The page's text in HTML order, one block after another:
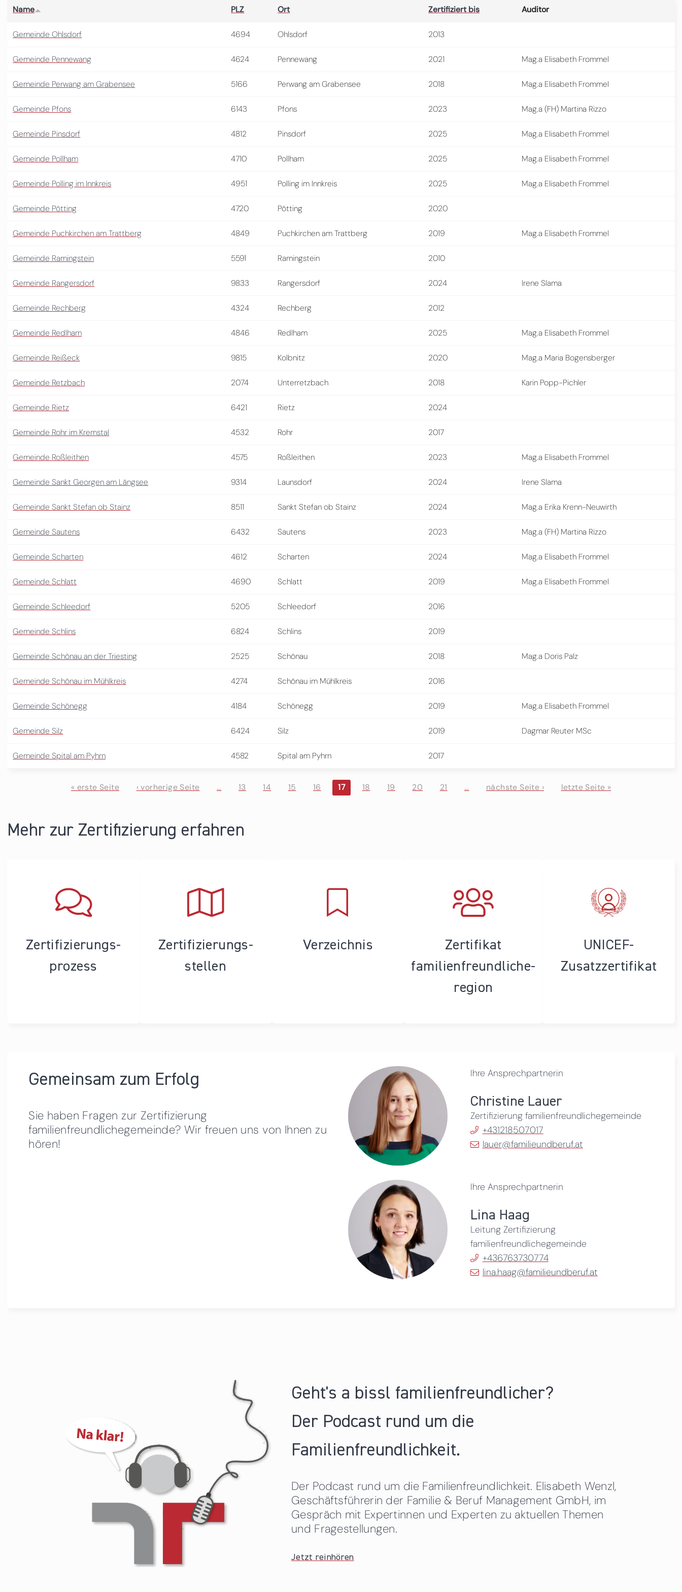
Name PLZ Ort Zertifiziert bis Auditor
Gemeinde Ohlsdorf 4694 Ohlsdorf 2013
Gemeinde Pennewang 4624 Pennewang 2021 Mag.a Elisabeth Frommel
Gemeinde Perwang am Grabensee 5166 Perwang am Grabensee 2018 Mag.a Elisabeth Frommel
Gemeinde Pfons 6143 Pfons 2023 Mag.a (FH) Martina Rizzo
Gemeinde Pinsdorf 4812 Pinsdorf 2025 Mag.a Elisabeth Frommel
Gemeinde Pollham 4710 Pollham 2025 Mag.a Elisabeth Frommel
Gemeinde Polling im Innkreis 4951 Polling im Innkreis 2025 Mag.a Elisabeth Frommel
Gemeinde Pötting 4720 Pötting 2020
Gemeinde Puchkirchen am Trattberg 4849 Puchkirchen am Trattberg 2019 Mag.a Elisabeth Frommel
Gemeinde Ramingstein 5591 Ramingstein 2010
Gemeinde Rangersdorf 9833 Rangersdorf 2024 Irene Slama
Gemeinde Rechberg 4324 Rechberg 2012
Gemeinde Redlham 4846 Redlham 2025 Mag.a Elisabeth Frommel
Gemeinde Reißeck 9815 Kolbnitz 2020 Mag.a Maria Bogensberger
Gemeinde Retzbach 2074 Unterretzbach 2018 Karin Popp-Pichler
Gemeinde Rietz 6421 Rietz 2024
Gemeinde Rohr im Kremstal 4532 Rohr 2017
Gemeinde Roßleithen 4575 Roßleithen 2023 Mag.a Elisabeth Frommel
Gemeinde Sankt Georgen am Längsee 9314 Launsdorf 2024 Irene Slama
Gemeinde Sankt Stefan ob Stainz 8511 Sankt Stefan ob Stainz 2024 Mag.a Erika Krenn-Neuwirth
Gemeinde Sautens 6432 Sautens 2023 Mag.a (FH) Martina Rizzo
Gemeinde Scharten 4612 Scharten 2024 Mag.a Elisabeth Frommel
Gemeinde Schlatt 4690 Schlatt 2019 Mag.a Elisabeth Frommel
Gemeinde Schleedorf 5205 Schleedorf 2016
Gemeinde Schlins 6824 Schlins 2019
Gemeinde Schönau an der Triesting 2525 Schönau 2018 Mag.a Doris Palz
Gemeinde Schönau im Mühlkreis 4274 Schönau im Mühlkreis 2016
Gemeinde Schönegg 4184 Schönegg 2019 Mag.a Elisabeth Frommel
Gemeinde Silz 6424 Silz 2019 Dagmar Reuter MSc
Gemeinde Spital am Pyhrn 4582 Spital am Pyhrn 2017
« erste Seite ‹ vorherige Seite … 13 14 15 16 17 18 19 20 21 … nächste Seite › letzte Seite »
Mehr zur Zertifizierung erfahren
Zertifizierungs­
prozess
Zertifizierungs­
stellen
Verzeichnis
Zertifikat
familienfreundliche­
region
UNICEF-
Zusatzzertifikat
Gemeinsam zum Erfolg
Sie haben Fragen zur Zertifizierung
familienfreundlichegemeinde? Wir freuen uns von Ihnen zu
hören!
Ihre Ansprechpartnerin
Christine Lauer
Zertifizierung familienfreundlichegemeinde
+431218507017
lauer@familieundberuf.at
Ihre Ansprechpartnerin
Lina Haag
Leitung Zertifizierung
familienfreundlichegemeinde
+436763730774
lina.haag@familieundberuf.at
Geht's a bissl familienfreundlicher?
Der Podcast rund um die
Familienfreundlichkeit.
Der Podcast rund um die Familienfreundlichkeit. Elisabeth Wenzl,
Geschäftsführerin der Familie & Beruf Management GmbH, im
Gespräch mit Expertinnen und Experten zu aktuellen Themen
und Fragestellungen.
Jetzt reinhören